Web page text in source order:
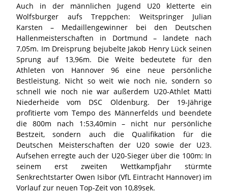
Auch in der männlichen Jugend U20 kletterte ein
Wolfsburger aufs Treppchen: Weitspringer Julian
Karsten – Medaillengewinner bei den Deutschen
Hallenmeisterschaften in Dortmund – landete nach
7,05m. Im Dreisprung bejubelte Jakob Henry Lück seinen
Sprung auf 13,96m. Die Weite bedeutete für den
Athleten von Hannover 96 eine neue persönliche
Bestleistung. Nicht so weit wie noch nie, sondern so
schnell wie noch nie war außerdem U20-Athlet Matti
Niederheide vom DSC Oldenburg. Der 19-Jährige
profitierte vom Tempo des Männerfelds und beendete
die 800m nach 1:53,40min – nicht nur persönliche
Bestzeit, sondern auch die Qualifikation für die
Deutschen Meisterschaften der U20 sowie der U23.
Aufsehen erregte auch der U20-Sieger über die 100m: In
seinem erst zweiten Wettkampfjahr stürmte
Senkrechtstarter Owen Isibor (VfL Eintracht Hannover) im
Vorlauf zur neuen Top-Zeit von 10,89sek.